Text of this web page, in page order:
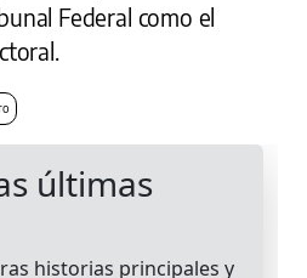
Federal como el